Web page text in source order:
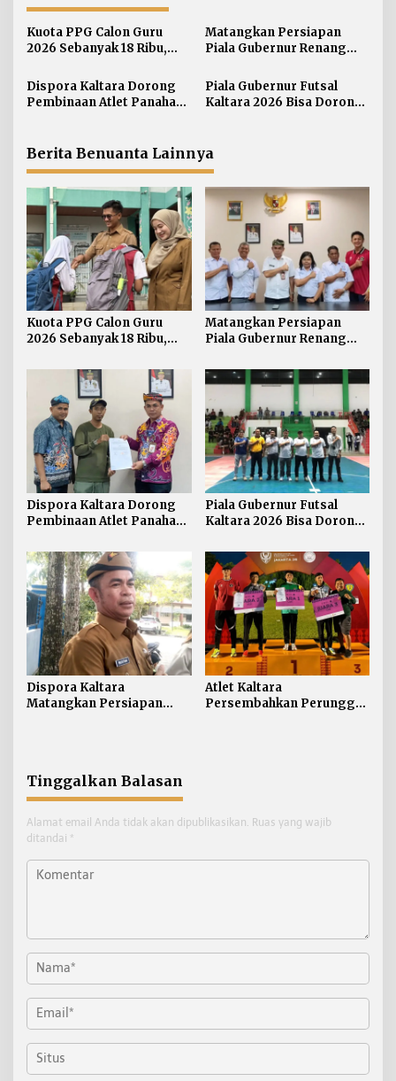
a
s
i
p
o
Kuota PPG Calon Guru
2026 Sebanyak 18 Ribu,
Satu Acuan Seleksi
Matangkan Persiapan
Piala Gubernur Renang
Sinergi dengan Pengprov
Akuatik
Dispora Kaltara Dorong
Pembinaan Atlet Panahan
Piala Gubernur Futsal
Kaltara 2026 Bisa Dorong
Berita Benuanta Lainnya
Kuota PPG Calon Guru
2026 Sebanyak 18 Ribu,
Satu Acuan Seleksi
Matangkan Persiapan
Piala Gubernur Renang
Sinergi dengan Pengprov
Akuatik
Dispora Kaltara Dorong
Pembinaan Atlet Panahan
Piala Gubernur Futsal
Kaltara 2026 Bisa Dorong
Daerah
Dispora Kaltara
Matangkan Persiapan
Atlet Kaltara
Persembahkan Perunggu
Tinggalkan Balasan
Alamat email Anda tidak akan dipublikasikan. Ruas yang wajib
ditandai *